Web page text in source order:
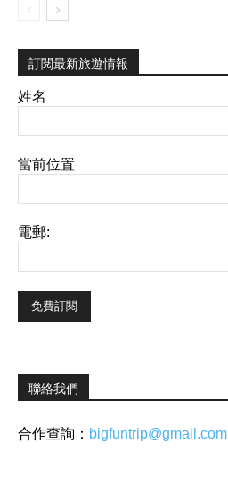
訂閱最新旅遊情報
姓名
當前位置
電郵:
聯絡我們
合作查詢： bigfuntrip@gmail.com